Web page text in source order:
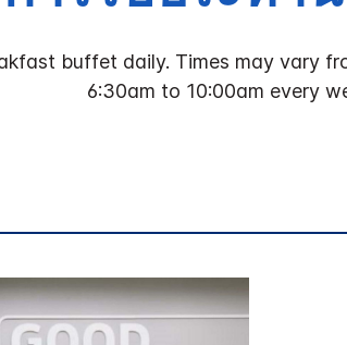
buffet daily. Times may vary
6:30am to 10:00am every